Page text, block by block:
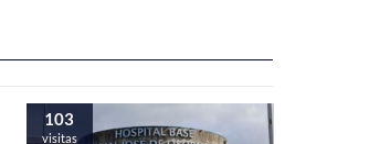
103
visitas